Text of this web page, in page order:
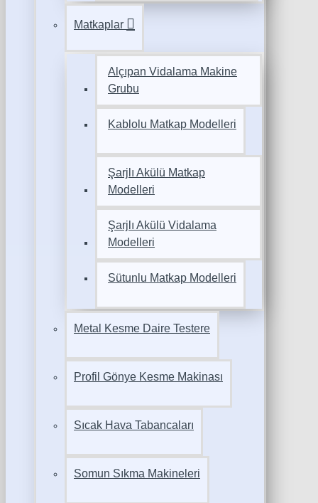
Matkaplar
Alçıpan Vidalama Makine
Grubu
Kablolu Matkap Modelleri
Şarjlı Akülü Matkap
Modelleri
Şarjlı Akülü Vidalama
Modelleri
Sütunlu Matkap Modelleri
Metal Kesme Daire Testere
Profil Gönye Kesme Makinası
Sıcak Hava Tabancaları
Somun Sıkma Makineleri